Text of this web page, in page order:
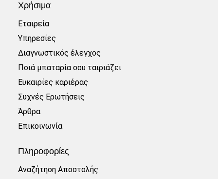
Χρήσιμα
Εταιρεία
Υπηρεσίες
Διαγνωστικός έλεγχος
Ποιά μπαταρία σου ταιριάζει
Ευκαιρίες καριέρας
Συχνές Ερωτήσεις
Άρθρα
Επικοινωνία
Πληροφορίες
Αναζήτηση Αποστολής